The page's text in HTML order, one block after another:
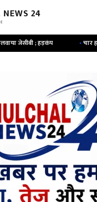
24
•चार हजार रुपये रिश्वत लेते